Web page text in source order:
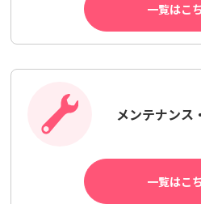
一覧はこ
メンテナンス
一覧はこ